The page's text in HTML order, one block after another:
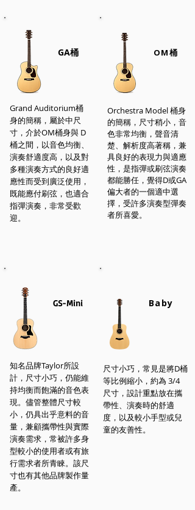
GA桶
Grand Auditorium桶
身的簡稱，屬於中尺
寸，介於OM桶身與 D
桶之間，以音色均衡、
演奏舒適度高，以及對
多種演奏方式的良好適
應性而受到廣泛使用，
既能應付刷弦，也適合
指彈演奏，非常受歡
迎。
OM桶
Orchestra Model 桶身
的簡稱，尺寸稍小，音
色非常均衡，聲音清
楚、解析度高著稱，兼
具良好的表現力與適應
性，是指彈或刷弦演奏
都能勝任，覺得D或GA
偏大者的一個適中選
擇，受許多演奏型彈奏
者所喜愛。
GS-Mini
知名品牌Taylor所設
計，尺寸小巧，仍能維
持均衡而飽滿的音色表
現。儘管整體尺寸較
小，仍具出乎意料的音
量，兼顧攜帶性與實際
演奏需求，常被許多身
型較小的使用者或有旅
行需求者所青睞。該尺
寸也有其他品牌製作量
產。
Baby
尺寸小巧，常見是將D桶
等比例縮小，約為 3/4
尺寸，設計重點放在攜
帶性、演奏時的舒適
度，以及較小手型或兒
童的友善性。